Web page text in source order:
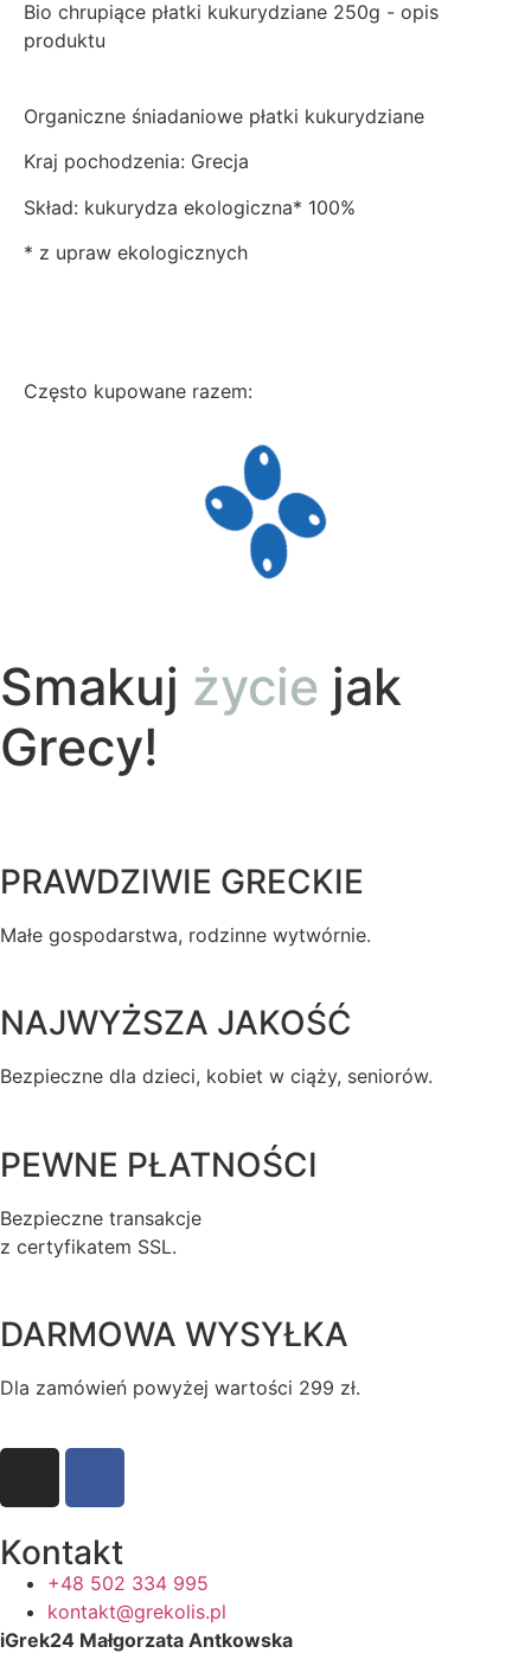
Bio chrupiące płatki kukurydziane 250g - opis
produktu
Organiczne śniadaniowe płatki kukurydziane
Kraj pochodzenia: Grecja
Skład: kukurydza ekologiczna* 100%
* z upraw ekologicznych
Często kupowane razem:
Smakuj życie jak
Grecy!
PRAWDZIWIE GRECKIE
Małe gospodarstwa, rodzinne wytwórnie.
NAJWYŻSZA JAKOŚĆ
Bezpieczne dla dzieci, kobiet w ciąży, seniorów.
PEWNE PŁATNOŚCI
Bezpieczne transakcje
z certyfikatem SSL.
DARMOWA WYSYŁKA
Dla zamówień powyżej wartości 299 zł.
Kontakt
+48 502 334 995
kontakt@grekolis.pl
iGrek24 Małgorzata Antkowska